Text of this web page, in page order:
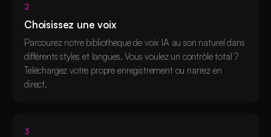
2
Choisissez une voix
Parcourez notre bibliothèque de voix IA au son naturel dans
différents styles et langues. Vous voulez un contrôle total ?
Téléchargez votre propre enregistrement ou narrez en
direct.
3